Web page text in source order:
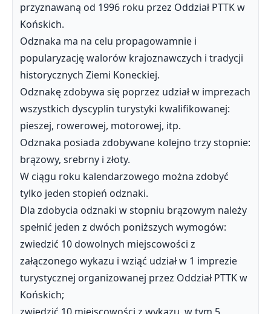
przyznawaną od 1996 roku przez Oddział PTTK w
Końskich.
Odznaka ma na celu propagowamnie i
popularyzację walorów krajoznawczych i tradycji
historycznych Ziemi Koneckiej.
Odznakę zdobywa się poprzez udział w imprezach
wszystkich dyscyplin turystyki kwalifikowanej:
pieszej, rowerowej, motorowej, itp.
Odznaka posiada zdobywane kolejno trzy stopnie:
brązowy, srebrny i złoty.
W ciągu roku kalendarzowego można zdobyć
tylko jeden stopień odznaki.
Dla zdobycia odznaki w stopniu brązowym należy
spełnić jeden z dwóch poniższych wymogów:
zwiedzić 10 dowolnych miejscowości z
załączonego wykazu i wziąć udział w 1 imprezie
turystycznej organizowanej przez Oddział PTTK w
Końskich;